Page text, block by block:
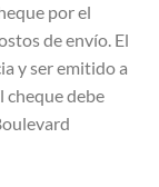
por el
de envío. El
y ser emitido a
cheque debe